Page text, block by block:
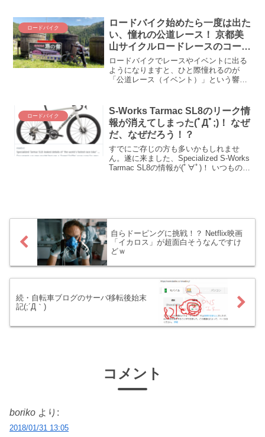
で、まさにZwiftのようにレースやワーク
アウ...
ロードバイク
ロードバイク始めたら一度は出た
い、憧れの公道レース！ 京都美
山サイクルロードレースのコース
を試走してみた
ロードバイクでレースやイベントに出る
ようになりますと、ひと際憧れるのが
「公道レース（イベント）」という響
ーにとってこれほど夢のような瞬間はあ
りません。そんな憧れ、夢のような公道
レースが京都であるそうな。それが5月27
日・28日開催の「京都美山サイクルロー
ドレース」。一体どんな公道レースなの
か、現地を試走してみました。
ロードバイク
S-Works Tarmac SL8のリーク情
報が消えてしまった(ﾟДﾟ;)！ なぜ
だ、なぜだろう！？
すでにご存じの方も多いかもしれませ
ん。遂に来ました、Specialized S-Works
Tarmac SL8の情報が(ﾟ∀ﾟ)！ いつものご
う(´_ゝ｀)
自らドーピングに挑戦！？ Netflix映画
「イカロス」が超面白そうなんですけ
どｗ
続・自転車ブログのサーバ移転後始末
記(;´Д｀)
コメント
boriko より:
2018/01/31 13:05